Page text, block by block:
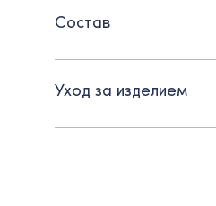
Состав
Уход за изделием